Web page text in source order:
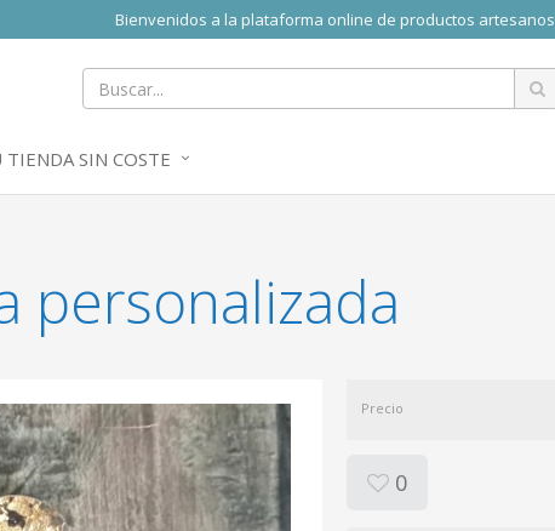
Bienvenidos a la plataforma online de productos artesanos
TIENDA SIN COSTE
personalizada
Precio
0